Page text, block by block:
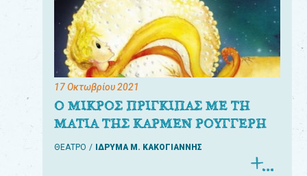
17 Οκτωβρίου 2021
Ο ΜΙΚΡΟΣ ΠΡΙΓΚΙΠΑΣ ΜΕ ΤΗ
ΜΑΤΙΑ ΤΗΣ ΚΑΡΜΕΝ ΡΟΥΓΓΕΡΗ
ΘΕΑΤΡΟ ΙΔΡΥΜΑ Μ. ΚΑΚΟΓΙΑΝΝΗΣ